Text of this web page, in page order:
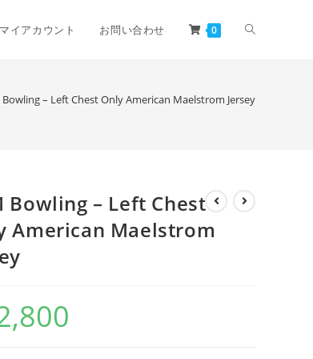
マイアカウント お問い合わせ 0
Bowling – Left Chest Only American Maelstrom Jersey
Bowling – Left Chest
American Maelstrom